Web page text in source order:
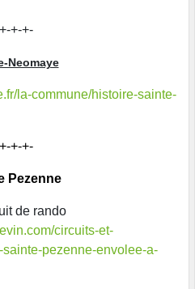
+-+-
Neomaye
la-commune/histoire-sainte-
+-+-
Pezenne
de rando
circuits-et-
pezenne-envolee-a-